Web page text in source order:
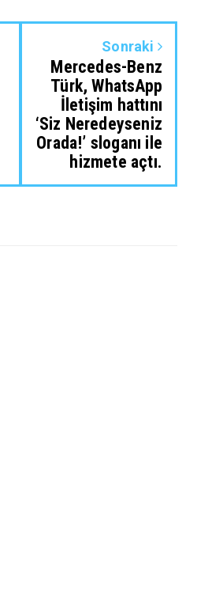
Sonraki
Mercedes-Benz
Türk, WhatsApp
İletişim hattını
‘Siz Neredeyseniz
Orada!’ sloganı ile
hizmete açtı.